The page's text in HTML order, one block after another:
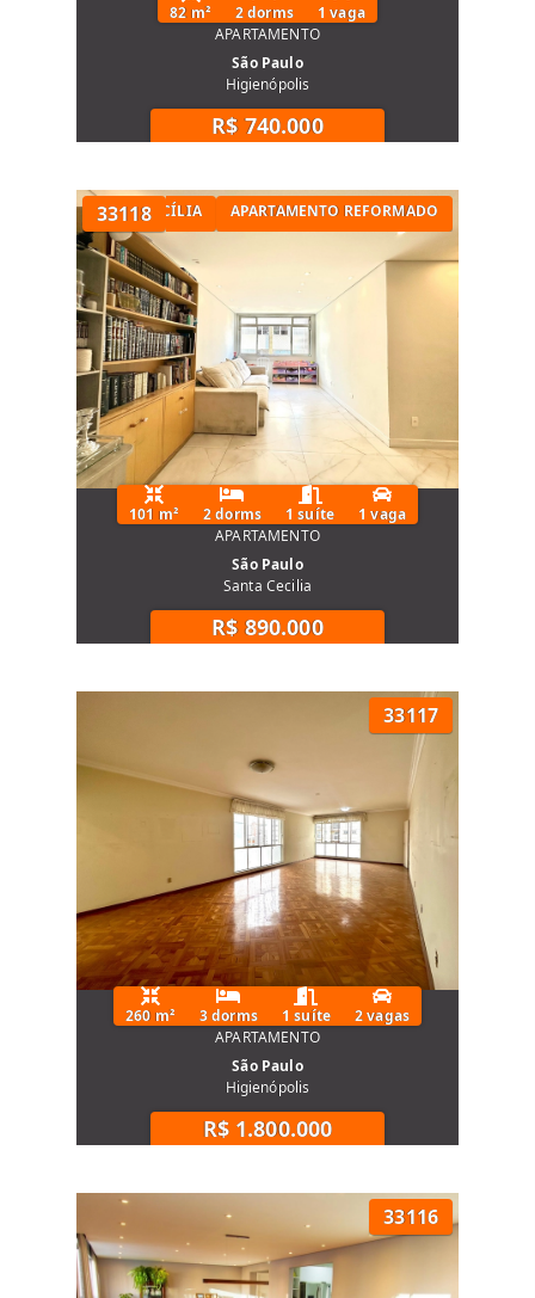
82 m² 2 dorms
1 vaga
APARTAMENTO
São Paulo
Higienópolis
R$ 740.000
33118
NA SANTA CECÍLIA APARTAMENTO REFORMADO
101 m² 2 dorms 1 suíte
1 vaga
APARTAMENTO
São Paulo
Santa Cecilia
R$ 890.000
33117
260 m² 3 dorms 1 suíte
2 vagas
APARTAMENTO
São Paulo
Higienópolis
R$ 1.800.000
33116